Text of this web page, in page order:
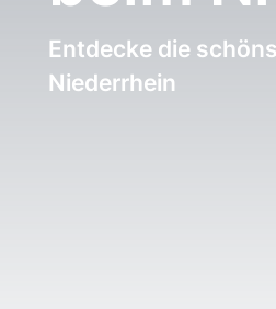
Entdecke die
Niederrhein